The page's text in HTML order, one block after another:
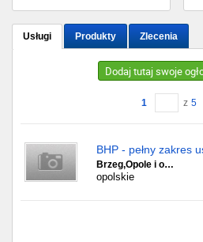
Usługi Produkty Zlecenia
Dodaj tutaj swoje
1 z 5
BHP - pełny zakres
Brzeg,Opole i o…
opolskie
Łódź
Katowice
Chorzów